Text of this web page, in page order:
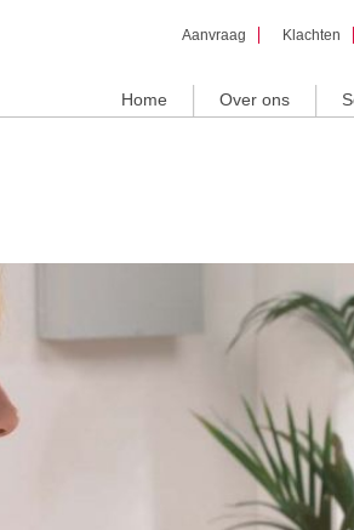
Aanvraag Klachten
Home Over ons